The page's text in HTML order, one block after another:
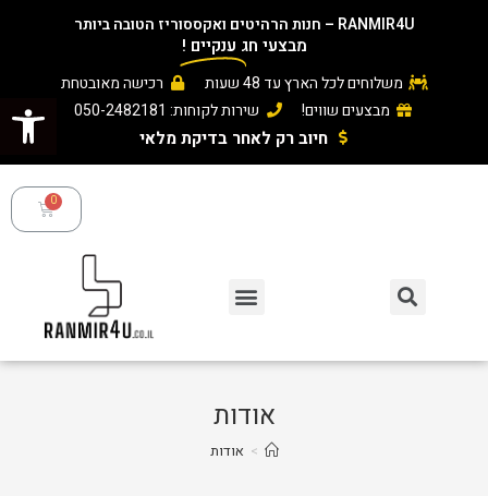
פתח סרגל נגישות
RANMIR4U – חנות הרהיטים ואקססוריז הטובה ביותר
מבצעי חג ענקיים !
משלוחים לכל הארץ עד 48 שעות
רכישה מאובטחת
מבצעים שווים!
שירות לקוחות: 050-2482181
חיוב רק לאחר בדיקת מלאי ​
אודות
> אודות